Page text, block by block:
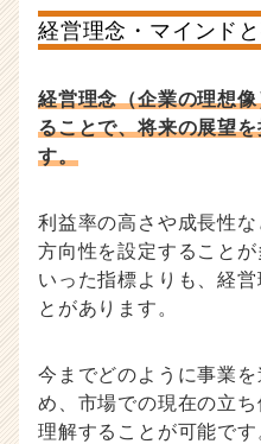
経営理念・マインド
経営理念（企業の理想
ることで、将来の展望
す。
利益率の高さや成長性
方向性を設定すること
いった指標よりも、経
とがあります。
今までどのように事業
め、市場での現在の立
理解することが可能です